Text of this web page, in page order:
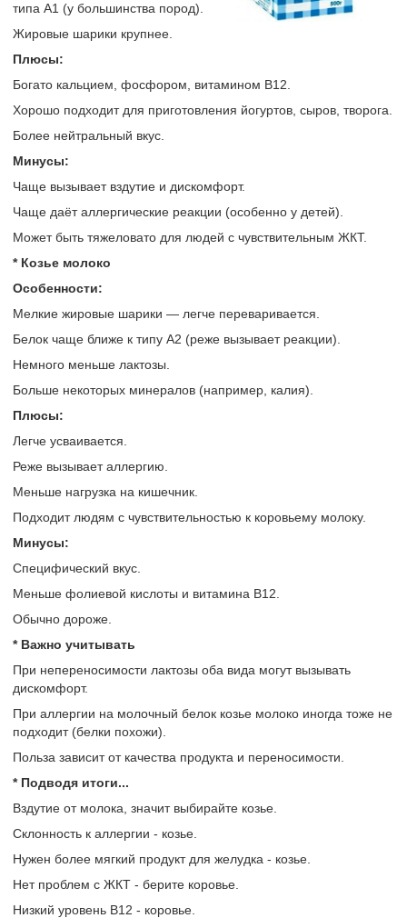
типа A1 (у большинства пород).
Жировые шарики крупнее.
Плюсы:
Богато кальцием, фосфором, витамином B12.
Хорошо подходит для приготовления йогуртов, сыров, творога.
Более нейтральный вкус.
Минусы:
Чаще вызывает вздутие и дискомфорт.
Чаще даёт аллергические реакции (особенно у детей).
Может быть тяжеловато для людей с чувствительным ЖКТ.
* Козье молоко
Особенности:
Мелкие жировые шарики — легче переваривается.
Белок чаще ближе к типу A2 (реже вызывает реакции).
Немного меньше лактозы.
Больше некоторых минералов (например, калия).
Плюсы:
Легче усваивается.
Реже вызывает аллергию.
Меньше нагрузка на кишечник.
Подходит людям с чувствительностью к коровьему молоку.
Минусы:
Специфический вкус.
Меньше фолиевой кислоты и витамина B12.
Обычно дороже.
* Важно учитывать
При непереносимости лактозы оба вида могут вызывать
дискомфорт.
При аллергии на молочный белок козье молоко иногда тоже не
подходит (белки похожи).
Польза зависит от качества продукта и переносимости.
* Подводя итоги...
Вздутие от молока, значит выбирайте козье.
Склонность к аллергии - козье.
Нужен более мягкий продукт для желудка - козье.
Нет проблем с ЖКТ - берите коровье.
Низкий уровень B12 - коровье.